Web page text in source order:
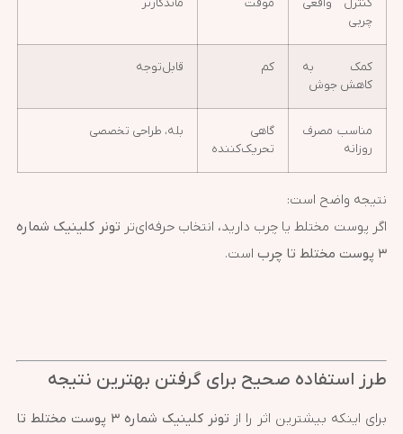
کنترل واقعی
چربی
موقت ماندگارتر
کمک به
کاهش جوش
کم قابل‌توجه
مناسب مصرف
روزانه
گاهی
تحریک‌کننده
بله، طراحی تخصصی
نتیجه واضح است:
اگر پوست مختلط یا چرب دارید، انتخاب حرفه‌ای‌تر تونر کلینیک شماره
۳ پوست مختلط تا چرب
است.
طرز استفاده صحیح برای گرفتن بهترین نتیجه
برای اینکه بیشترین اثر را از
تونر کلینیک شماره ۳ پوست مختلط تا